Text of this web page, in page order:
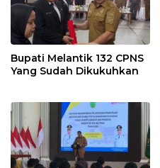
Bupati Melantik 132 CPNS
Yang Sudah Dikukuhkan